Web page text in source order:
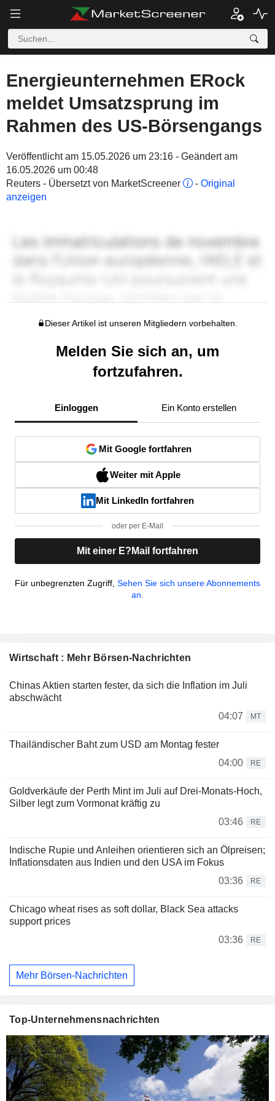
Energieunternehmen ERock
meldet Umsatzsprung im
Rahmen des US-Börsengangs
Veröffentlicht am 15.05.2026 um 23:16 - Geändert am
16.05.2026 um 00:48
Reuters - Übersetzt von MarketScreener
- Original
anzeigen
Dieser Artikel ist unseren Mitgliedern vorbehalten.
Melden Sie sich an, um
fortzufahren.
Einloggen Ein Konto erstellen
Mit Google fortfahren
Weiter mit Apple
Mit LinkedIn fortfahren
oder per E-Mail
Mit einer E?Mail fortfahren
Für unbegrenzten Zugriff, Sehen Sie sich unsere Abonnements
an.
Wirtschaft : Mehr Börsen-Nachrichten
Chinas Aktien starten fester, da sich die Inflation im Juli
abschwächt
04:07
MT
Thailändischer Baht zum USD am Montag fester
04:00
RE
Goldverkäufe der Perth Mint im Juli auf Drei-Monats-Hoch,
Silber legt zum Vormonat kräftig zu
03:46
RE
Indische Rupie und Anleihen orientieren sich an Ölpreisen;
Inflationsdaten aus Indien und den USA im Fokus
03:36
RE
Chicago wheat rises as soft dollar, Black Sea attacks
support prices
03:36
RE
Mehr Börsen-Nachrichten
Top-Unternehmensnachrichten